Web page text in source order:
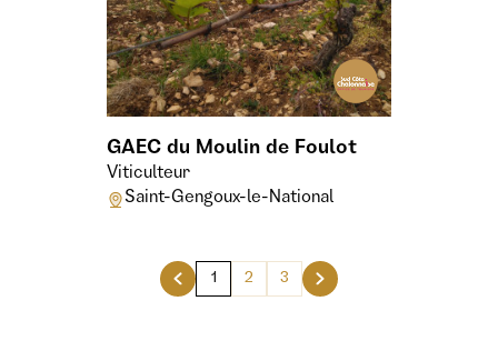
GAEC du Moulin de Foulot
Viticulteur
Saint-Gengoux-le-National
1 2 3